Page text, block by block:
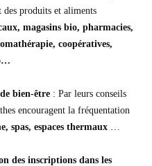
produits et aliments
magasins bio, pharmacies,
coopératives,
bien-être : Par leurs conseils
encouragent la fréquentation
spas, espaces thermaux …
des inscriptions dans les